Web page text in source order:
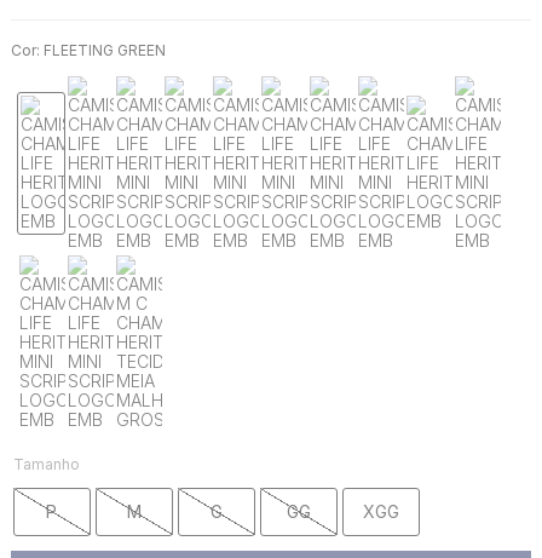
Cor: FLEETING GREEN
Tamanho
P M G GG XGG